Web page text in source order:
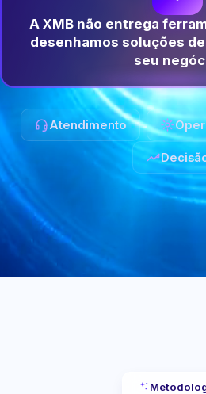
A XMB não entrega
desenhamos soluções
seu
Atendimento